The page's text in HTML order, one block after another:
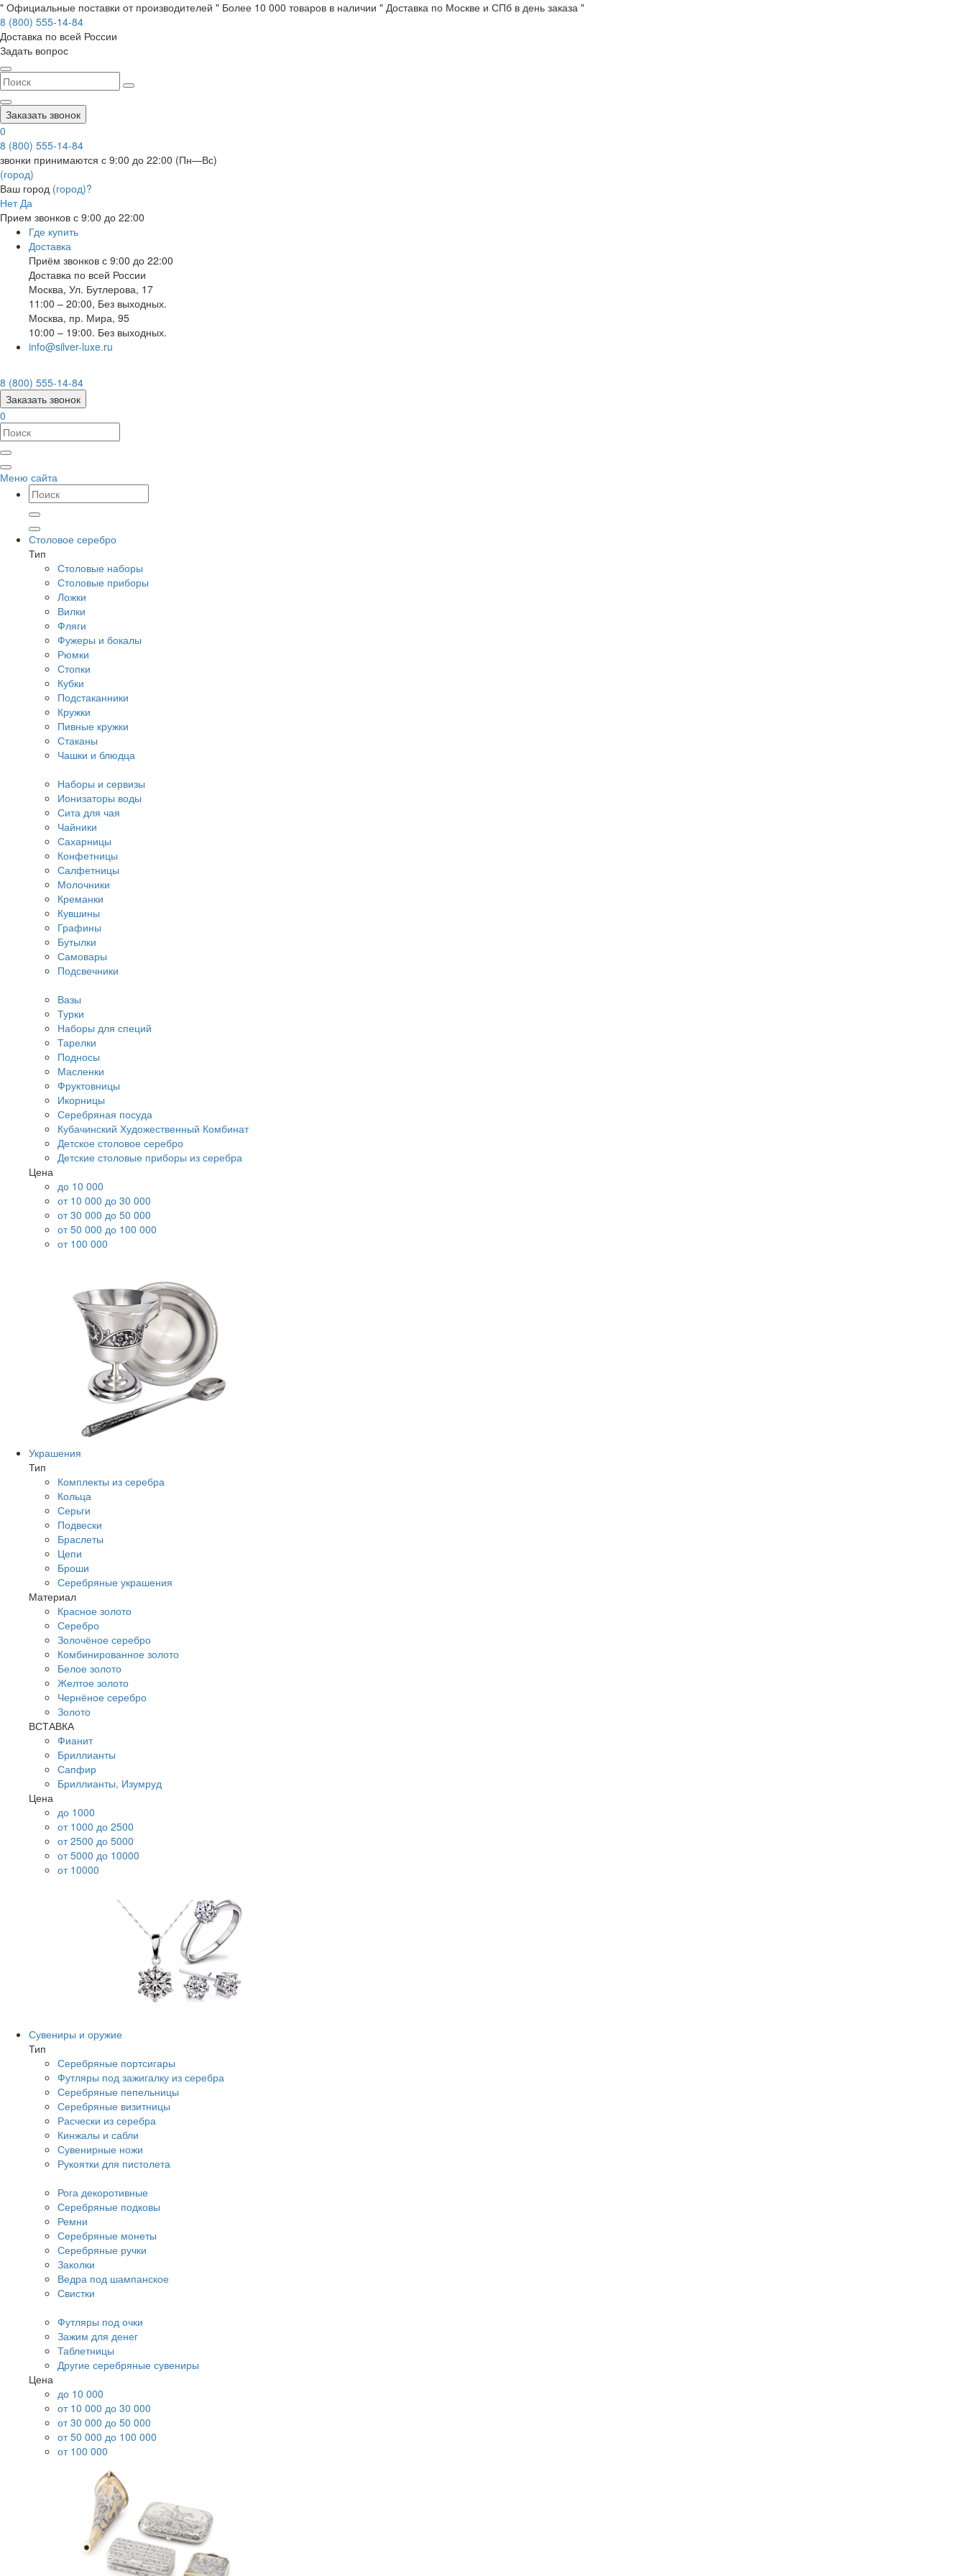
" Официальные поставки от производителей " Более 10 000 товаров в наличии " Доставка по Москве и СПб в день заказа "
8 (800) 555-14-84
Доставка по всей России
Задать вопрос
Заказать звонок
0
8 (800) 555-14-84
звонки принимаются с 9:00 до 22:00 (Пн—Вс)
(город)
Ваш город (город)?
Нет Да
Прием звонков с 9:00 до 22:00
Где купить
Доставка
Приём звонков с 9:00 до 22:00
Доставка по всей России
Москва, Ул. Бутлерова, 17
11:00 – 20:00, Без выходных.
Москва, пр. Мира, 95
10:00 – 19:00. Без выходных.
info@silver-luxe.ru
8 (800) 555-14-84
Заказать звонок
0
Меню сайта
Столовое серебро
Тип
Столовые наборы
Столовые приборы
Ложки
Вилки
Фляги
Фужеры и бокалы
Рюмки
Стопки
Кубки
Подстаканники
Кружки
Пивные кружки
Стаканы
Чашки и блюдца
Наборы и сервизы
Ионизаторы воды
Сита для чая
Чайники
Сахарницы
Конфетницы
Салфетницы
Молочники
Креманки
Кувшины
Графины
Бутылки
Самовары
Подсвечники
Вазы
Турки
Наборы для специй
Тарелки
Подносы
Масленки
Фруктовницы
Икорницы
Серебряная посуда
Кубачинский Художественный Комбинат
Детское столовое серебро
Детские столовые приборы из серебра
Цена
до 10 000
от 10 000 до 30 000
от 30 000 до 50 000
от 50 000 до 100 000
от 100 000
Украшения
Тип
Комплекты из серебра
Кольца
Серьги
Подвески
Браслеты
Цепи
Броши
Серебряные украшения
Материал
Красное золото
Серебро
Золочёное серебро
Комбинированное золото
Белое золото
Желтое золото
Чернёное серебро
Золото
ВСТАВКА
Фианит
Бриллианты
Сапфир
Бриллианты, Изумруд
Цена
до 1000
от 1000 до 2500
от 2500 до 5000
от 5000 до 10000
от 10000
Сувениры и оружие
Тип
Серебряные портсигары
Футляры под зажигалку из серебра
Серебряные пепельницы
Серебряные визитницы
Расчески из серебра
Кинжалы и сабли
Сувенирные ножи
Рукоятки для пистолета
Рога декоротивные
Серебряные подковы
Ремни
Серебряные монеты
Серебряные ручки
Заколки
Ведра под шампанское
Свистки
Футляры под очки
Зажим для денег
Таблетницы
Другие серебряные сувениры
Цена
до 10 000
от 10 000 до 30 000
от 30 000 до 50 000
от 50 000 до 100 000
от 100 000